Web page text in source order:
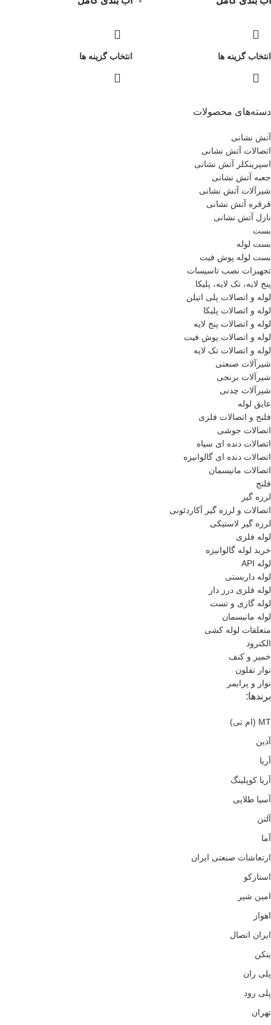
دسته‌های محصولات
آتش نشانی
اتصالات آتش نشانی
اسپرینکلر آتش نشانی
جعبه آتش نشانی
شیرآلات آتش نشانی
قرقره آتش نشانی
نازل آتش نشانی
بست
بست لوله
بست لوله پوش فیت
تجهیزات نصب تاسیسات
پنج لایه، تک لایه، پلیکا
لوله و اتصالات پلی اتیلن
لوله و اتصالات پلیکا
لوله و اتصالات پنج لایه
لوله و اتصالات پوش فیت
لوله و اتصالات تک لایه
شیرآلات صنعتی
شیرآلات برنجی
شیرآلات چدنی
عایق لوله
فلنج و اتصالات فلزی
اتصالات جوشی
اتصالات دنده ای سیاه
اتصالات دنده ای گالوانیزه
اتصالات مانیسمان
فلنج
لرزه گیر
اتصالات و لرزه گیر آکاردئونی
لرزه گیر لاستیکی
لوله فلزی
خرید لوله گالوانیزه
لوله API
لوله داربستی
لوله فلزی درز دار
لوله گازی و تست
لوله مانیسمان
متعلقات لوله کشی
الکترود
خمیر و کنف
نوار تفلون
نوار و پرایمر
برندها:
MT (ام تی)
آذین
آریا
آریا کوپلینگ
آسیا طلایی
آلتن
آما
ارتعاشات صنعتی ایران
استارکو
امین شیر
اهواز
ایران اتصال
بنکن
پلی ران
پلی رود
تهران
انتخاب گزینه ها انتخاب گزینه ها